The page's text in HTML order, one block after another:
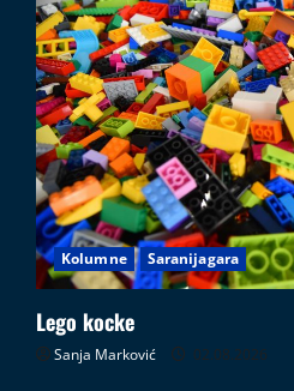
Kolumne Saranijagara
Lego kocke
Sanja Marković 02.08.2026